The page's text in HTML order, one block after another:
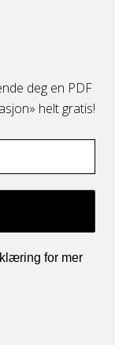
deg en PDF
helt gratis!
for mer